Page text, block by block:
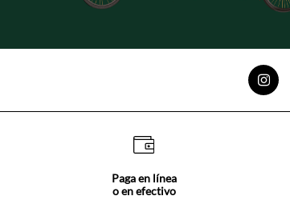
Paga en línea
o en efectivo